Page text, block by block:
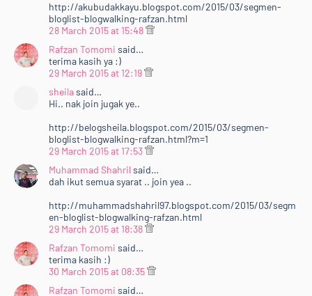
http://akubudakkayu.blogspot.com/2015/03/segmen-
bloglist-blogwalking-rafzan.html
28 March 2015 at 15:48
Rafzan Tomomi said…
terima kasih ya :)
29 March 2015 at 12:19
sheilasaid…
Hi.. nak join jugak ye..
http://belogsheila.blogspot.com/2015/03/segmen-
bloglist-blogwalking-rafzan.html?m=1
29 March 2015 at 17:53
Muhammad Shahril said…
dah ikut semua syarat .. join yea ..
http://muhammadshahril97.blogspot.com/2015/03/segm
en-bloglist-blogwalking-rafzan.html
29 March 2015 at 18:38
Rafzan Tomomi said…
terima kasih :)
30 March 2015 at 08:35
Rafzan Tomomi said…